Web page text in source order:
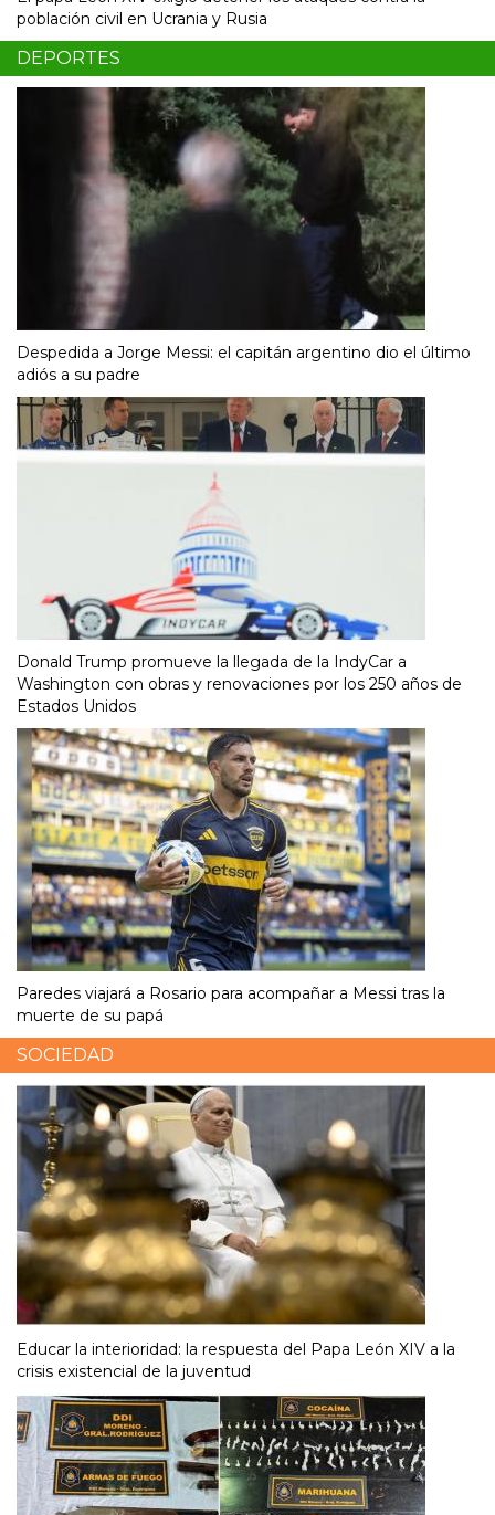
población civil en Ucrania y Rusia
DEPORTES
Despedida a Jorge Messi: el capitán argentino dio el último
adiós a su padre
Donald Trump promueve la llegada de la IndyCar a
Washington con obras y renovaciones por los 250 años de
Estados Unidos
Paredes viajará a Rosario para acompañar a Messi tras la
muerte de su papá
SOCIEDAD
Educar la interioridad: la respuesta del Papa León XIV a la
crisis existencial de la juventud